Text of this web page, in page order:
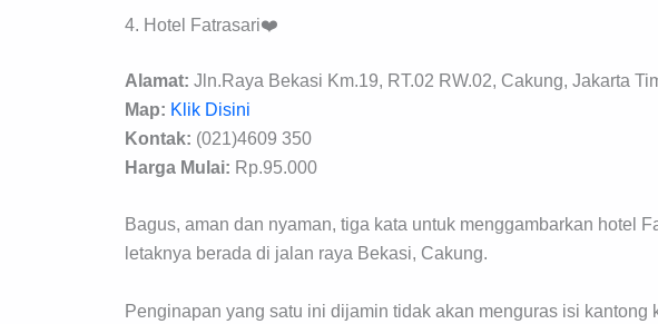
4. Hotel Fatrasari❤️
Alamat: Jln.Raya Bekasi Km.19, RT.02 RW.02, Cakung, Jakarta
Map: Klik Disini
Kontak: (021)4609 350
Harga Mulai: Rp.95.000
Bagus, aman dan nyaman, tiga kata untuk menggambarkan hotel
letaknya berada di jalan raya Bekasi, Cakung.
Penginapan yang satu ini dijamin tidak akan menguras isi kantong